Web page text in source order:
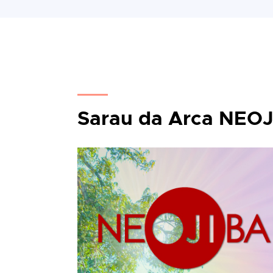
Sarau da Arca